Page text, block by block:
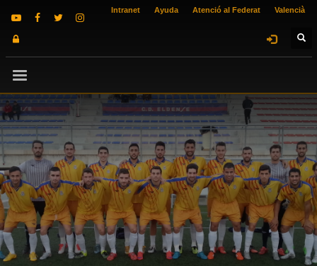
Intranet Ayuda Atenció al Federat Valencià